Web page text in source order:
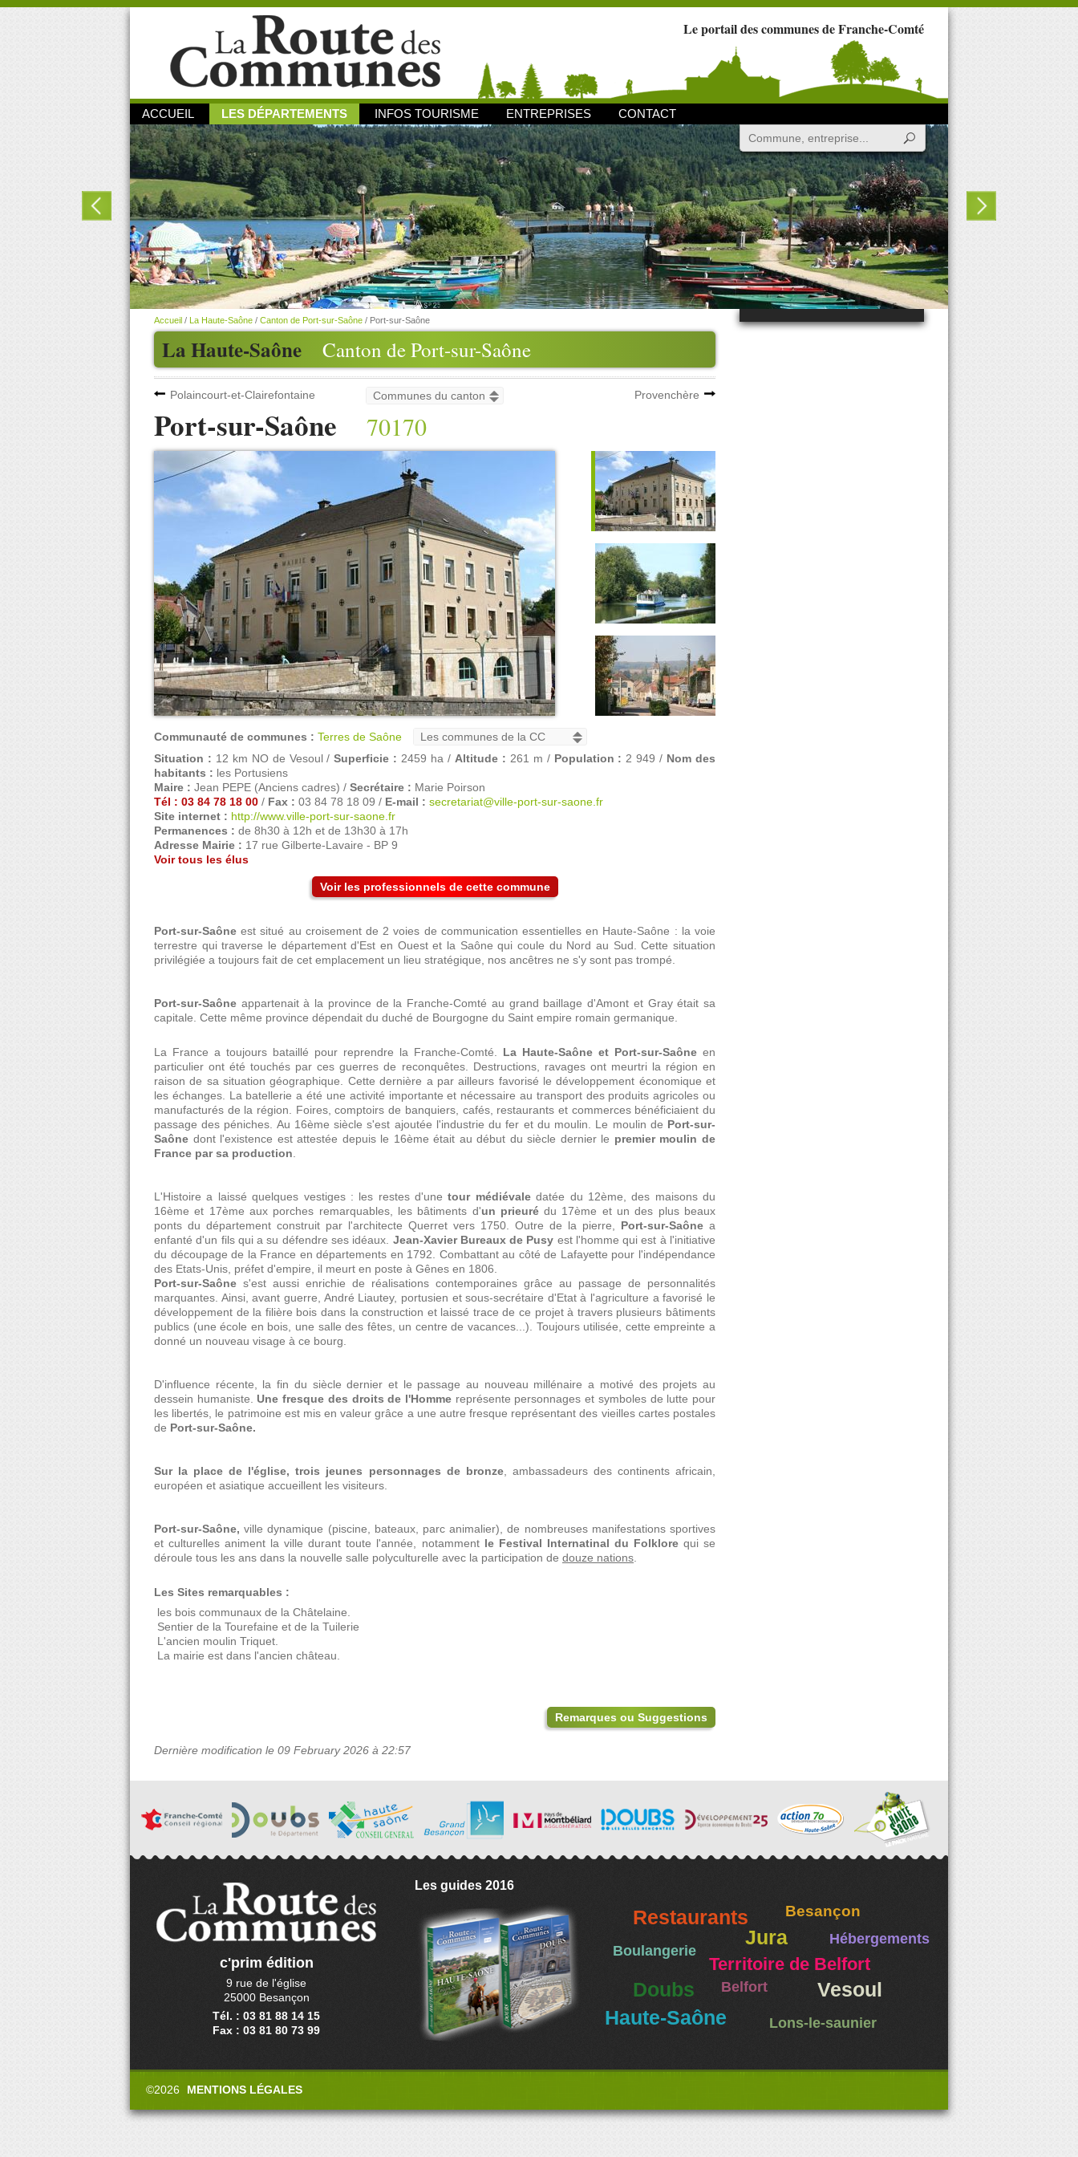
Le portail des communes de Franche-Comté
ACCUEIL LES DÉPARTEMENTS INFOS TOURISME ENTREPRISES CONTACT
La Haute-Saône Canton de Port-sur-Saône
Accueil / La Haute-Saône / Canton de Port-sur-Saône / Port-sur-Saône
Polaincourt-et-Clairefontaine Provenchère
Port-sur-Saône 70170
Communauté de communes : Terres de Saône
Situation : 12 km NO de Vesoul /Superficie : 2459 ha / Altitude : 261 m / Population : 2 949 / Nom des
habitants : les Portusiens
Maire : Jean PEPE (Anciens cadres) / Secrétaire : Marie Poirson
Tél : 03 84 78 18 00 / Fax : 03 84 78 18 09 / E-mail : secretariat@ville-port-sur-saone.fr
Site internet : http://www.ville-port-sur-saone.fr
Permanences : de 8h30 à 12h et de 13h30 à 17h
Adresse Mairie : 17 rue Gilberte-Lavaire - BP 9
Voir tous les élus
Voir les professionnels de cette commune
Port-sur-Saône est situé au croisement de 2 voies de communication essentielles en Haute-Saône : la voie
terrestre qui traverse le département d'Est en Ouest et la Saône qui coule du Nord au Sud. Cette situation
privilégiée a toujours fait de cet emplacement un lieu stratégique, nos ancêtres ne s'y sont pas trompé.
Port-sur-Saône appartenait à la province de la Franche-Comté au grand baillage d'Amont et Gray était sa
capitale. Cette même province dépendait du duché de Bourgogne du Saint empire romain germanique.
La France a toujours bataillé pour reprendre la Franche-Comté. La Haute-Saône et Port-sur-Saône en
particulier ont été touchés par ces guerres de reconquêtes. Destructions, ravages ont meurtri la région en
raison de sa situation géographique. Cette dernière a par ailleurs favorisé le développement économique et
les échanges. La batellerie a été une activité importante et nécessaire au transport des produits agricoles ou
manufacturés de la région. Foires, comptoirs de banquiers, cafés, restaurants et commerces bénéficiaient du
passage des péniches. Au 16ème siècle s'est ajoutée l'industrie du fer et du moulin. Le moulin de Port-sur-
Saône dont l'existence est attestée depuis le 16ème était au début du siècle dernier le premier moulin de
France par sa production
L'Histoire a laissé quelques vestiges : les restes d'unetour médiévaledatée du 12ème, des maisons du
16ème et 17ème aux porches remarquables, les bâtiments d'un prieurédu 17ème et un des plus beaux
ponts du département construit par l'architecte Querret vers 1750. Outre de la pierre,
Port-sur-Saône a
enfanté d'un fils qui a su défendre ses idéaux. Jean-Xavier Bureaux de Pusy est l'homme qui est à l'initiative
du découpage de la France en départements en 1792. Combattant au côté de Lafayette pour l'indépendance
des Etats-Unis, préfet d'empire, il meurt en poste à Gênes en 1806.
Port-sur-Saône s'est aussi enrichie de réalisations contemporaines grâce au passage de personnalités
marquantes. Ainsi, avant guerre, André Liautey, portusien et sous-secrétaire d'Etat à l'agriculture a favorisé le
développement de la filière bois dans la construction et laissé trace de ce projet à travers plusieurs bâtiments
publics (une école en bois, une salle des fêtes, un centre de vacances...). Toujours utilisée, cette empreinte a
donné un nouveau visage à ce bourg.
D'influence récente, la fin du siècle dernier et le passage au nouveau millénaire a motivé des projets au
dessein humaniste. Une fresque des droits de l'Homme représente personnages et symboles de lutte pour
les libertés, le patrimoine est mis en valeur grâce a une autre fresque représentant des vieilles cartes postales
de Port-sur-Saône.
Sur la place de l'église, trois jeunes personnages de bronze, ambassadeurs des continents africain,
européen et asiatique accueillent les visiteurs.
Port-sur-Saône, ville dynamique (piscine, bateaux, parc animalier), de nombreuses manifestations sportives
et culturelles animent la ville durant toute l'année, notamment le Festival Internatinal du Folklorequi se
déroule tous les ans dans la nouvelle salle polyculturelle avec la participation de douze nations
Les Sites remarquables :
 les bois communaux de la Châtelaine.
 Sentier de la Tourefaine et de la Tuilerie
 L'ancien moulin Triquet.
 La mairie est dans l'ancien château.
Remarques ou Suggestions
Dernière modification le 09 February 2026 à 22:57
c'prim édition
9 rue de l'église
25000 Besançon
Tél. : 03 81 88 14 15
Fax : 03 81 80 73 99
Les guides 2016
Restaurants Besançon
Jura Hébergements
Boulangerie
Territoire de Belfort
Doubs Belfort
Vesoul
Haute-Saône
Lons-le-saunier
©2026 MENTIONS LÉGALES